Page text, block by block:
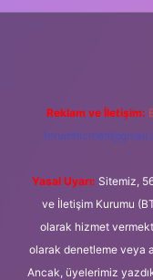
Reklam ve İletişim:
Yasal Uyarı: Sitemiz,
ve İletişim Kurumu
olarak hizmet
olarak denetleme veya
Ancak, üyelerimiz